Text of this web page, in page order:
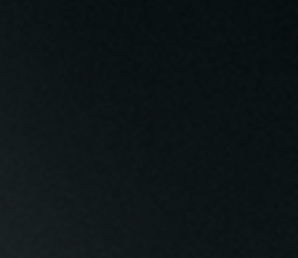
Twoich danych osobowych